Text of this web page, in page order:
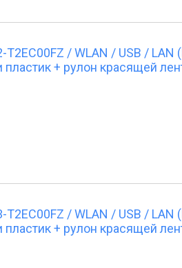
T2EC00FZ / WLAN / USB / LAN
пластик + рулон красящей
T2EC00FZ / WLAN / USB / LAN
пластик + рулон красящей